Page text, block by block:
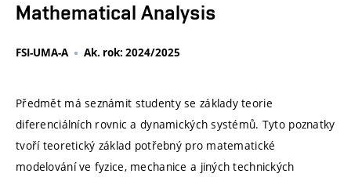
Mathematical Analysis
FSI-UMA-A Ak. rok: 2024/2025
Předmět má seznámit studenty se základy teorie
diferenciálních rovnic a dynamických systémů. Tyto poznatky
tvoří teoretický základ potřebný pro matematické
modelování ve fyzice, mechanice a jiných technických